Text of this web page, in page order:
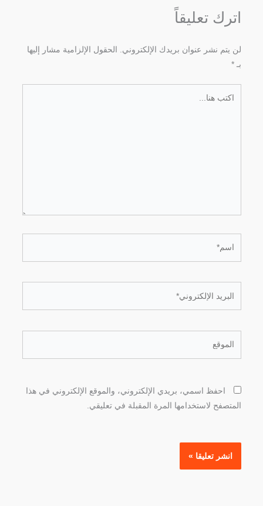
اترك تعليقاً
لن يتم نشر عنوان بريدك الإلكتروني.
الحقول الإلزامية مشار إليها
بـ*
الإلكتروني*
احفظ اسمي، بريدي الإلكتروني، والموقع الإلكتروني في هذا
المتصفح لاستخدامها المرة المقبلة في تعليقي.